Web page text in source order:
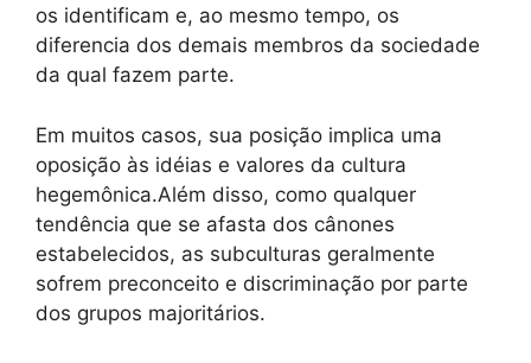
os identificam e, ao mesmo tempo, os
diferencia dos demais membros da sociedade
da qual fazem parte.
Em muitos casos, sua posição implica uma
oposição às idéias e valores da cultura
hegemônica.Além disso, como qualquer
tendência que se afasta dos cânones
estabelecidos, as subculturas geralmente
sofrem preconceito e discriminação por parte
dos grupos majoritários.